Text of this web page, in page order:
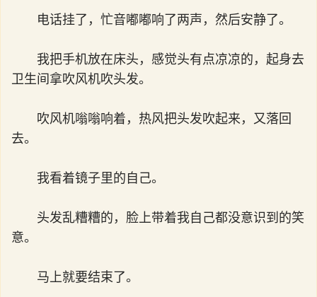
电话挂了，忙音嘟嘟响了两声，然后安静了。
我把手机放在床头，感觉头有点凉凉的，起身去
卫生间拿吹风机吹头发。
吹风机嗡嗡响着，热风把头发吹起来，又落回
去。
我看着镜子里的自己。
头发乱糟糟的，脸上带着我自己都没意识到的笑
意。
马上就要结束了。